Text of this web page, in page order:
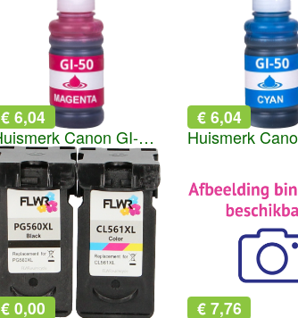
€ 6,04
Huismerk Canon GI-50 magenta
€ 6,04
€ 0,00 € 7,76